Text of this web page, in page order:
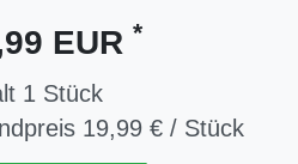
EUR *
1 Stück
19,99 € / Stück